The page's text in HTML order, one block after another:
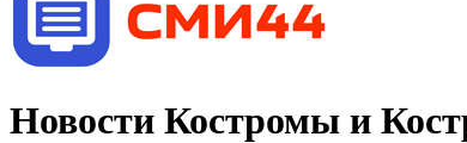
Новости Костромы и